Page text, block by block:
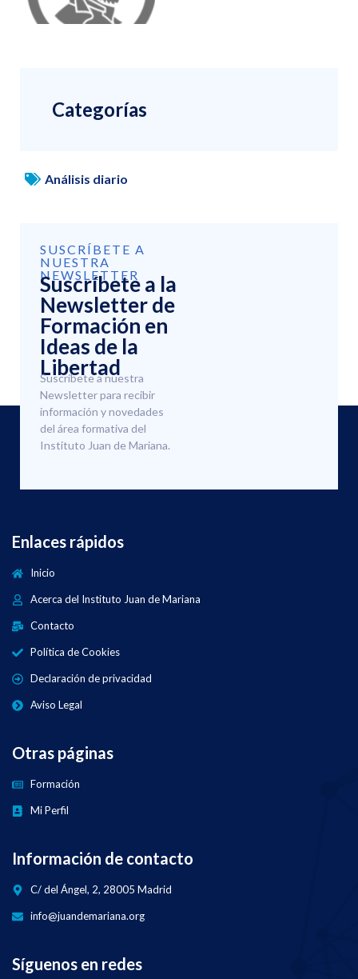
Categorías
Análisis diario
SUSCRÍBETE A
NUESTRA
NEWSLETTER
Suscríbete a la
Newsletter de
Formación en
Ideas de la
Libertad
Suscríbete a nuestra
Newsletter para recibir
información y novedades
del área formativa del
Instituto Juan de Mariana.
Enlaces rápidos
Inicio
Acerca del Instituto Juan de Mariana
Contacto
Política de Cookies
Declaración de privacidad
Aviso Legal
Otras páginas
Formación
Mi Perfil
Información de contacto
C/ del Ángel, 2, 28005 Madrid
info@juandemariana.org
Síguenos en redes